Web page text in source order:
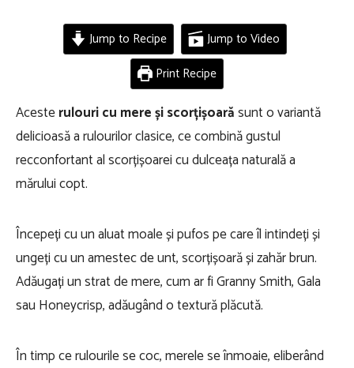
Jump to Recipe
Jump to Video
Print Recipe
Acesterulouri cu mere și scorțișoarăsunt o variantă
delicioasă a rulourilor clasice, ce combină gustul
recconfortant al scorțișoarei cu dulceața naturală a
mărului copt.
Începeți cu un aluat moale și pufos pe care îl intindeți și
ungeți cu un amestec de unt, scorțișoară și zahăr brun.
Adăugați un strat de mere, cum ar fi Granny Smith, Gala
sau Honeycrisp, adăugând o textură plăcută.
În timp ce rulourile se coc, merele se înmoaie, eliberând